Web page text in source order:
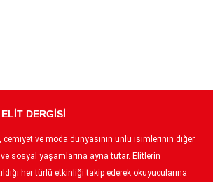
DERGİSİ
ve moda dünyasının ünlü isimlerinin diğer
ve sosyal yaşamlarına ayna tutar. Elitlerin
her türlü etkinliği takip ederek okuyucularına